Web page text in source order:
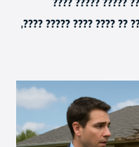
?????????, ??????